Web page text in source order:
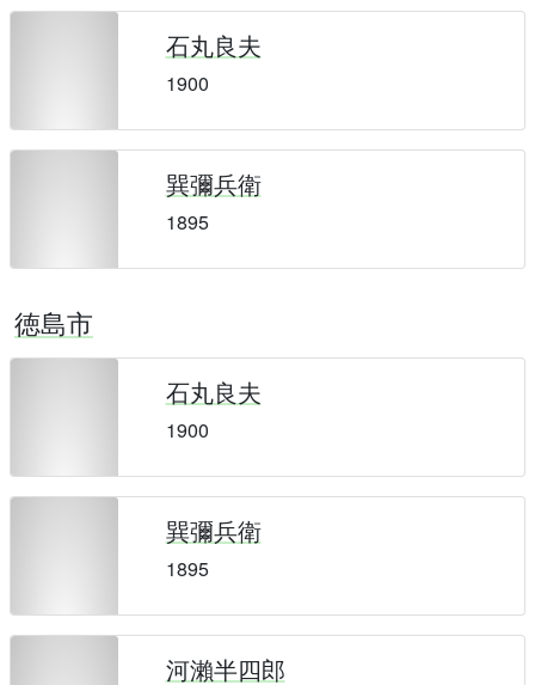
石丸良夫
1900
巽彌兵衛
1895
徳島市
石丸良夫
1900
巽彌兵衛
1895
河瀨半四郎